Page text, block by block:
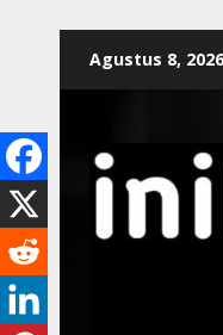
Agustus 8, 2026